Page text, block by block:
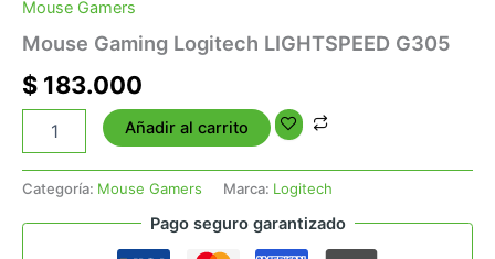
Mouse Gamers
Mouse Gaming Logitech LIGHTSPEED G305
$ 183.000
Añadir al carrito
Categoría: Mouse Gamers Marca: Logitech
Pago seguro garantizado